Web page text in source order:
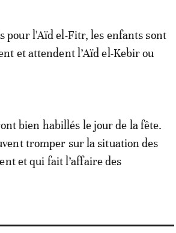
pour l'Aïd el-Fitr, les enfants sont
et attendent l’Aïd el-Kebir ou
bien habillés le jour de la fête.
tromper sur la situation des
et qui fait l’affaire des